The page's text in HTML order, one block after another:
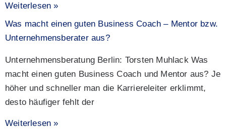
Weiterlesen »
Was macht einen guten Business Coach – Mentor bzw.
Unternehmensberater aus?
Unternehmensberatung Berlin: Torsten Muhlack Was
macht einen guten Business Coach und Mentor aus? Je
höher und schneller man die Karriereleiter erklimmt,
desto häufiger fehlt der
Weiterlesen »